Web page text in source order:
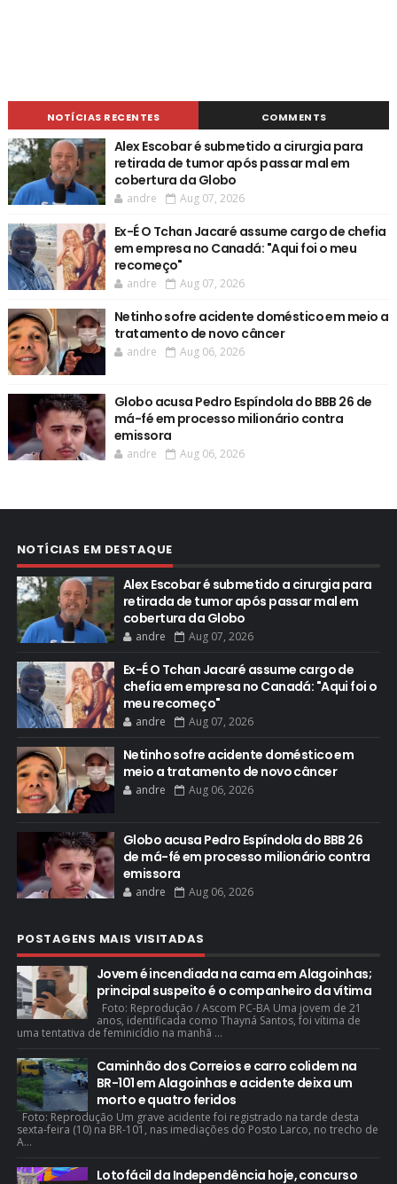
NOTÍCIAS RECENTES COMMENTS
Alex Escobar é submetido a cirurgia para
retirada de tumor após passar mal em
cobertura da Globo
andre Aug 07, 2026
Ex-É O Tchan Jacaré assume cargo de chefia
em empresa no Canadá: "Aqui foi o meu
recomeço"
andre Aug 07, 2026
Netinho sofre acidente doméstico em meio a
tratamento de novo câncer
andre Aug 06, 2026
Globo acusa Pedro Espíndola do BBB 26 de
má-fé em processo milionário contra
emissora
andre Aug 06, 2026
NOTÍCIAS EM DESTAQUE
Alex Escobar é submetido a cirurgia para
retirada de tumor após passar mal em
cobertura da Globo
andre Aug 07, 2026
Ex-É O Tchan Jacaré assume cargo de
chefia em empresa no Canadá: "Aqui foi o
meu recomeço"
andre Aug 07, 2026
Netinho sofre acidente doméstico em
meio a tratamento de novo câncer
andre Aug 06, 2026
Globo acusa Pedro Espíndola do BBB 26
de má-fé em processo milionário contra
emissora
andre Aug 06, 2026
POSTAGENS MAIS VISITADAS
Jovem é incendiada na cama em Alagoinhas;
principal suspeito é o companheiro da vítima
Foto: Reprodução / Ascom PC-BA Uma jovem de 21
anos, identificada como Thayná Santos, foi vítima de
uma tentativa de feminicídio na manhã ...
Caminhão dos Correios e carro colidem na
BR-101 em Alagoinhas e acidente deixa um
morto e quatro feridos
Foto: Reprodução Um grave acidente foi registrado na tarde desta
sexta-feira (10) na BR-101, nas imediações do Posto Larco, no trecho de
A...
Lotofácil da Independência hoje, concurso